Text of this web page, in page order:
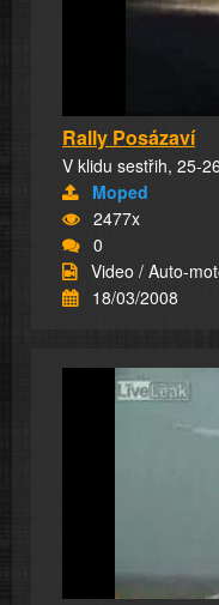
Rally Posázaví
V klidu sestřih, 25-
Moped
2477x
0
Video / Auto-
18/03/2008